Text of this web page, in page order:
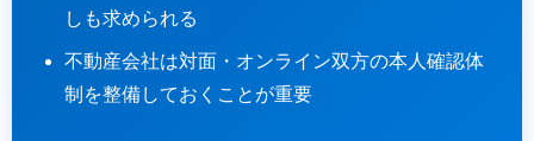
しも求められる
不動産会社は対面・オンライン双方の本人確認体
制を整備しておくことが重要